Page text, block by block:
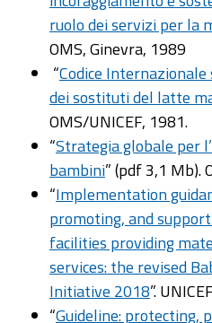
ruolo dei servizi per la
OMS, Ginevra, 1989
“Codice
dei sostituti del latte
OMS/UNICEF, 1981.
“Strategia globale per
bambini” (pdf 3,1 Mb).
“Implementation
promoting, and
facilities providing
services: the revised
Initiative 2018”.
“Guideline: protecting,